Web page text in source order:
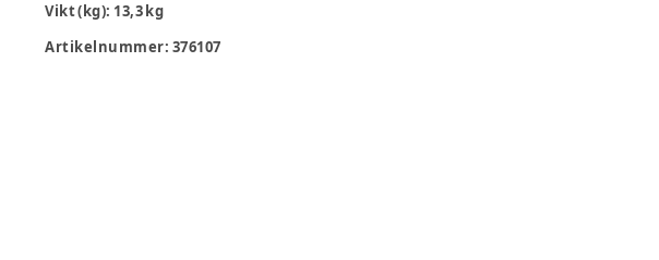
Vikt (kg): 13,3 kg
Artikelnummer: 376107